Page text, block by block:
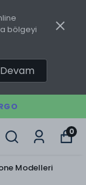
bölgeyi
Devam
0
Modelleri